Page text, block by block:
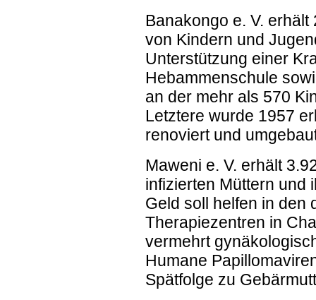
Banakongo e. V.
von Kindern und
Unterstützung einer
Hebammenschule
an der mehr als 570
Letztere wurde 1957
renoviert und
Maweni e. V. erhält
infizierten Müttern und
Geld soll helfen in den
Therapiezentren in
vermehrt
Humane
Spätfolge zu